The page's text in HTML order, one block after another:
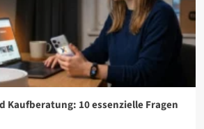
Kaufberatung: 10 essenzielle Fragen